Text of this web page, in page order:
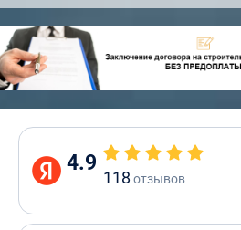
4.9
118 отзывов